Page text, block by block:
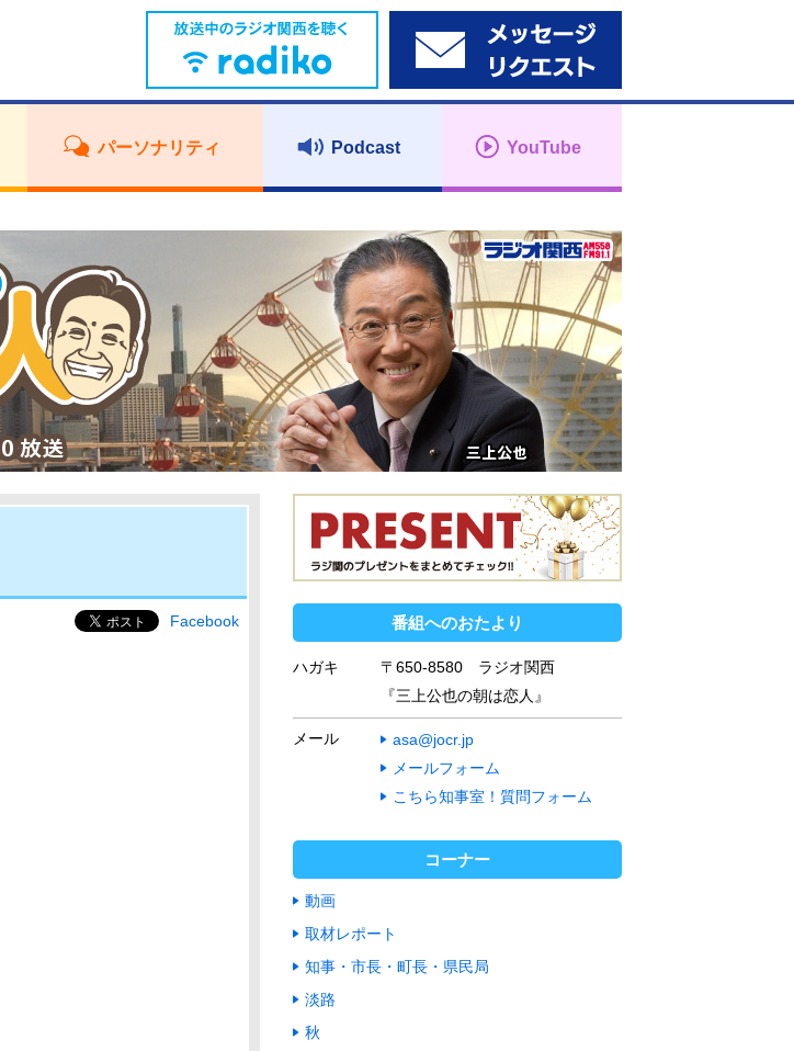
パーソナリティ Podcast YouTube
Facebook 番組へのおたより
ハガキ
〒650-8580 ラジオ関西
『三上公也の朝は恋人』
メール
asa@jocr.jp
メールフォーム
こちら知事室！質問フォーム
コーナー
動画
取材レポート
知事・市長・町長・県民局
淡路
秋